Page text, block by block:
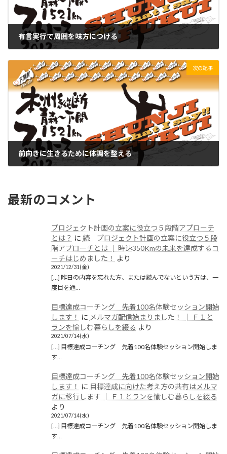
有言実行で周囲を味方につける
次の記事
前向きに生きるために体調を整える
最新のコメント
プロジェクト計画の立案に役立つ５段階アプローチ
とは？ に 続 プロジェクト計画の立案に役立つ５段
階アプローチとは │ 時速350Kmの未来を達成するコ
ーチはじめました！
より
2021/12/31(金)
[…] 昨日の内容を忘れた方、または読んでないという方は、一
度目を通…
目標達成コーチング 先着100名体験セッション開始
します！
に メルマガ配信始まりました！ │ Ｆ１と
ランを愉しむ暮らしを綴る より
2021/07/14(水)
[…] 目標達成コーチング 先着100名体験セッション開始しま
す…
目標達成コーチング 先着100名体験セッション開始
します！
に 目標達成に向けた考え方の共有はメルマ
ガに移行します │ Ｆ１とランを愉しむ暮らしを綴る
より
2021/07/14(水)
[…] 目標達成コーチング 先着100名体験セッション開始しま
す…